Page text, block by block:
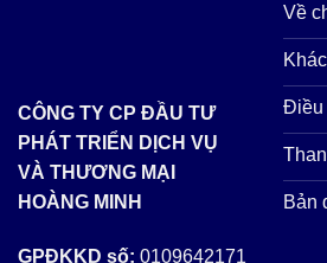
CÔNG TY CP ĐẦU TƯ
PHÁT TRIỂN DỊCH VỤ
VÀ THƯƠNG MẠI
HOÀNG MINH
GPĐKKD số: 0109642171
Về
Điều
Bản